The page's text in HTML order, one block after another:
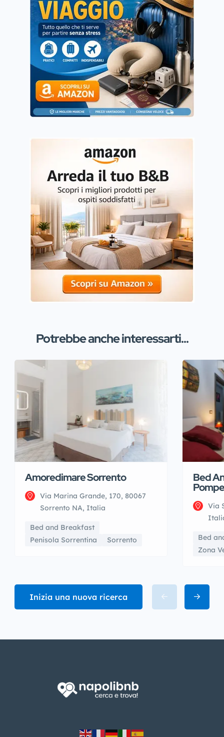
Potrebbe anche interessarti...
Amoredimare Sorrento
Via Marina Grande, 170, 80067
Sorrento NA, Italia
Bed and Breakfast
Penisola Sorrentina
Sorrento
Bed
Via
Bed
Zona
Inizia una nuova ricerca